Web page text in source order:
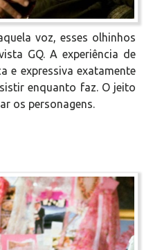
voz, esses olhinhos
GQ. A experiência de
e expressiva exatamente
enquanto faz. O jeito
os personagens.